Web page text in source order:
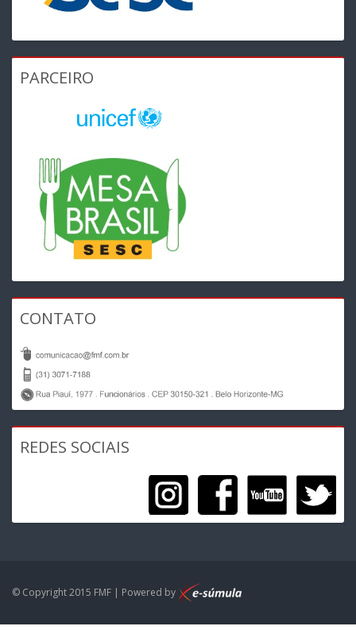
PARCEIRO
CONTATO
REDES SOCIAIS
© Copyright 2015 FMF | Powered by